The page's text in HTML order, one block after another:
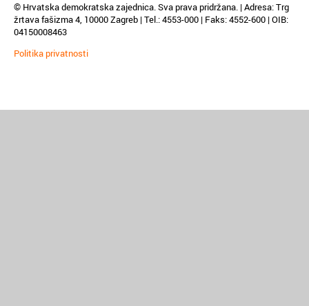
© Hrvatska demokratska zajednica. Sva prava pridržana. | Adresa: Trg
žrtava fašizma 4, 10000 Zagreb | Tel.: 4553-000 | Faks: 4552-600 | OIB:
04150008463
Politika privatnosti